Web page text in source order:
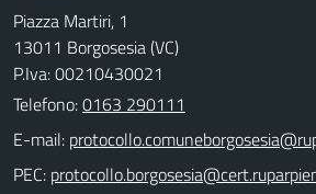
Piazza Martiri, 1
13011 Borgosesia (VC)
P.Iva: 00210430021
Telefono:0163 290111
E-mail:
PEC: